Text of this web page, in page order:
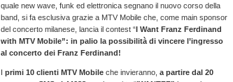
quale new wave, funk ed elettronica segnano il nuovo corso della
band, si fa esclusiva grazie a MTV Mobile che, come main sponsor
del concerto milanese, lancia il contest “ I Want Franz Ferdinand
with MTV Mobile”: in palio la possibilità di vincere l’ingresso
al concerto dei Franz Ferdinand!
primi 10 clienti MTV Mobile che invieranno, a partire dal 20